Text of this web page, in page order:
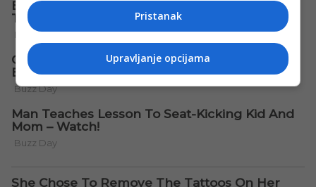
Pristanak
Upravljanje opcijama